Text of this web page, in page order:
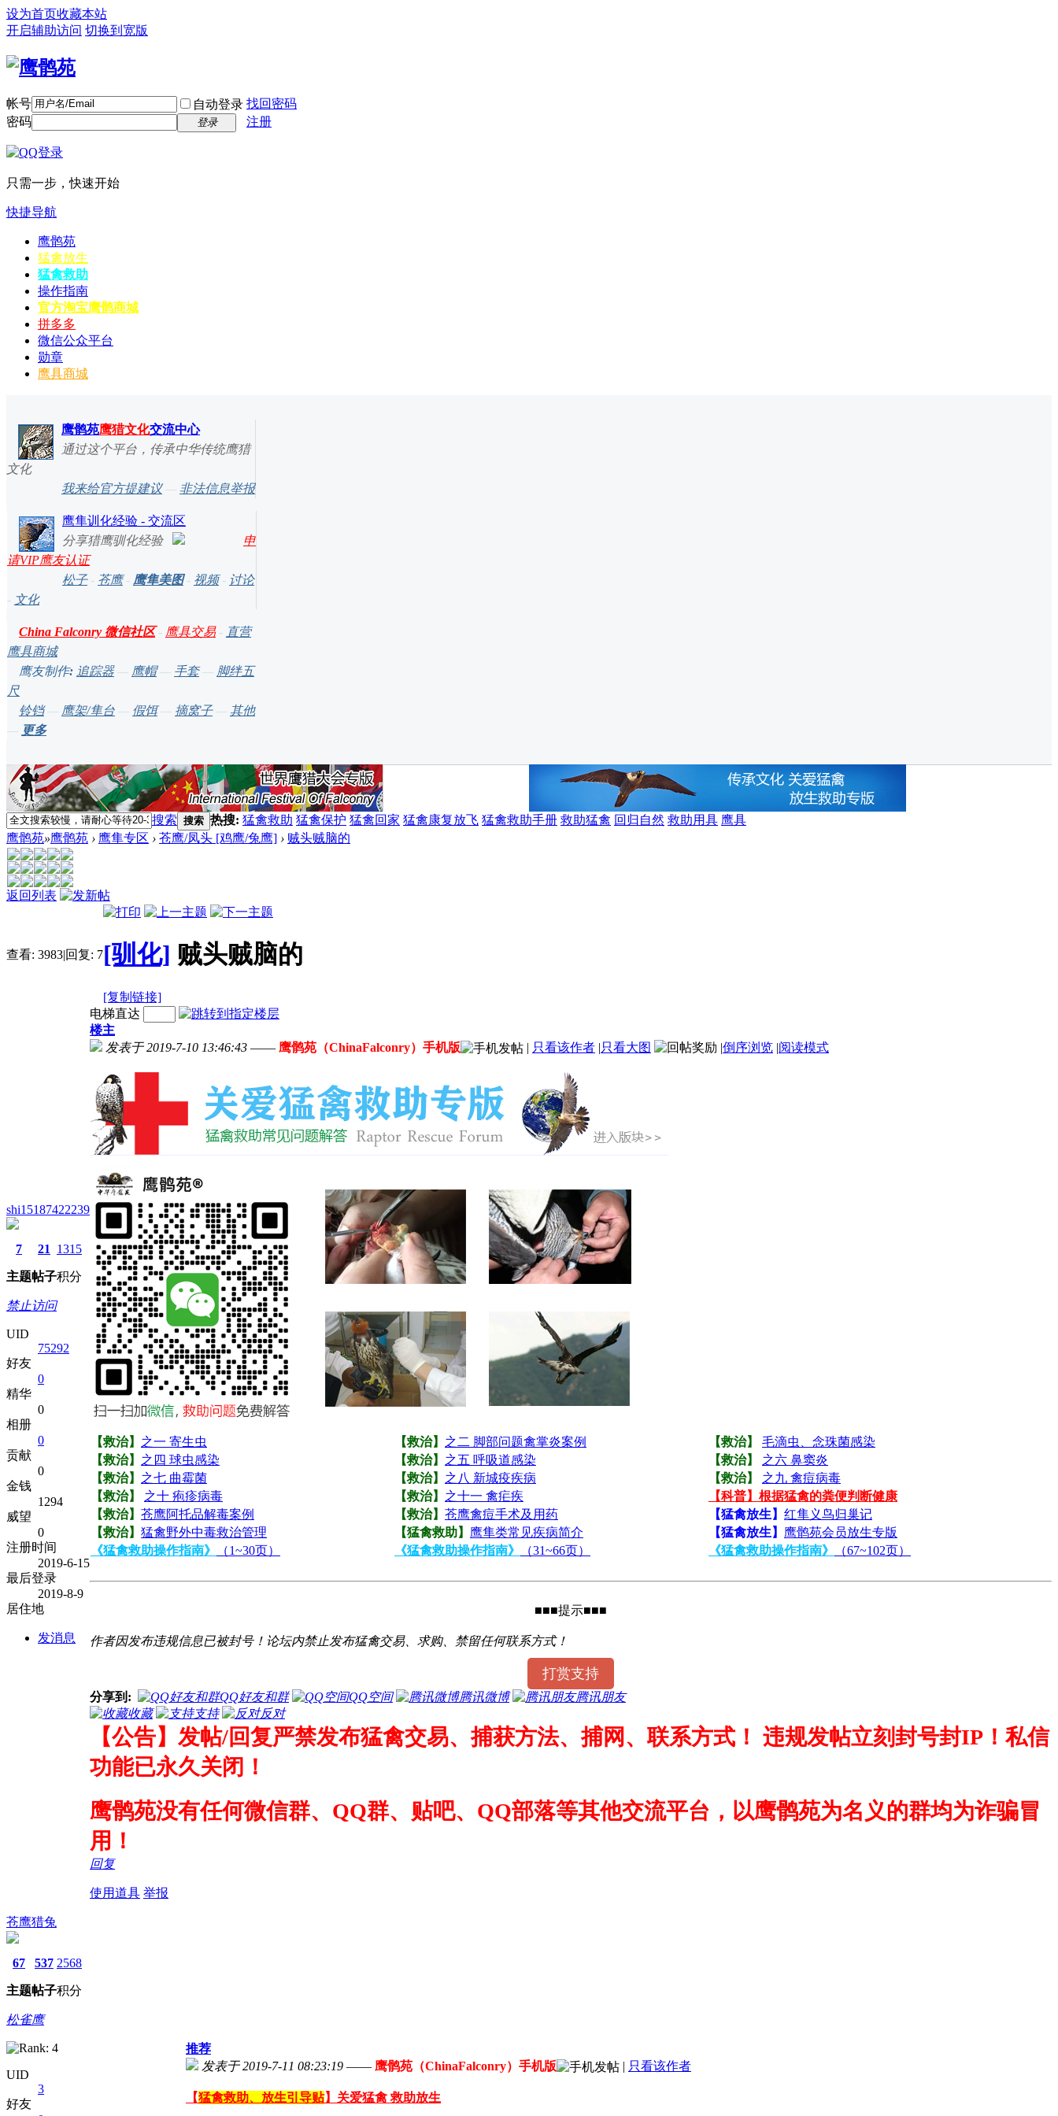
设为首页收藏本站
开启辅助访问 切换到宽版
帐号 自动登录 找回密码
密码
登录 注册
只需一步，快速开始
快捷导航
鹰鹘苑
猛禽放生
猛禽救助
操作指南
官方淘宝鹰鹘商城
拼多多
微信公众平台
勋章
鹰具商城
鹰鹘苑鹰猎文化交流中心
通过这个平台，传承中华传统鹰猎
文化
我来给官方提建议— 非法信息举报
鹰隼训化经验 - 交流区
分享猎鹰驯化经验
申
请VIP鹰友认证
松子- 苍鹰- 鹰隼美图- 视频- 讨论
- 文化
China Falconry 微信社区- 鹰具交易- 直营
鹰具商城
鹰友制作: 追踪器— 鹰帽— 手套— 脚绊五
尺
铃铛— 鹰架/隼台 — 假饵— 摘窝子— 其他
— 更多
搜索 搜索 热搜: 猛禽救助 猛禽保护 猛禽回家 猛禽康复放飞 猛禽救助手册 救助猛禽 回归自然 救助用具 鹰具
鹰鹘苑»鹰鹘苑 › 鹰隼专区 › 苍鹰/凤头 [鸡鹰/兔鹰] › 贼头贼脑的
返回列表
查看: 3983|回复: 7[驯化] 贼头贼脑的
[复制链接]
shi15187422239
7
主题
21
帖子
1315
积分
禁止访问
UID
75292
好友
0
精华
0
相册
0
贡献
0
金钱
1294
威望
0
注册时间
2019-6-15
最后登录
2019-8-9
居住地
发消息
电梯直达
楼主
发表于 2019-7-10 13:46:43 —— 鹰鹘苑（ChinaFalconry）手机版 | 只看该作者 |只看大图 |倒序浏览 |阅读模式
【救治】 之一 寄生虫 【救治】 之二 脚部问题禽掌炎案例 【救治】 毛滴虫、念珠菌感染
【救治】 之四 球虫感染 【救治】 之五 呼吸道感染 【救治】 之六 鼻窦炎
【救治】 之七 曲霉菌 【救治】 之八 新城疫疾病 【救治】 之九 禽痘病毒
【救治】 之十 疱疹病毒 【救治】 之十一 禽疟疾
【科普】根据猛禽的粪便判断健康
【救治】 苍鹰阿托品解毒案例 【救治】 苍鹰禽痘手术及用药 【猛禽放生】 红隼义鸟归巢记
【救治】 猛禽野外中毒救治管理 【猛禽救助】 鹰隼类常见疾病简介 【猛禽放生】 鹰鹘苑会员放生专版
《猛禽救助操作指南》
（1~30页） 《猛禽救助操作指南》 （31~66页） 《猛禽救助操作指南》 （67~102页）
■■■提示■■■
作者因发布违规信息已被封号！论坛内禁止发布猛禽交易、求购、禁留任何联系方式！
打赏支持
分享到: QQ好友和群 QQ空间 腾讯微博
腾讯朋友
收藏
支持 反对
【公告】发帖/回复严禁发布猛禽交易、捕获方法、捕网、联系方式！ 违规发帖立刻封号封IP！私信
功能已永久关闭！
鹰鹘苑没有任何微信群、QQ群、贴吧、QQ部落等其他交流平台，以鹰鹘苑为名义的群均为诈骗冒
用！
回复
使用道具 举报
苍鹰猎兔
67
主题
537
帖子
2568
积分
松雀鹰
UID
3
好友
推荐
发表于 2019-7-11 08:23:19 —— 鹰鹘苑（ChinaFalconry）手机版 | 只看该作者
【猛禽救助、放生引导贴】关爱猛禽 救助放生